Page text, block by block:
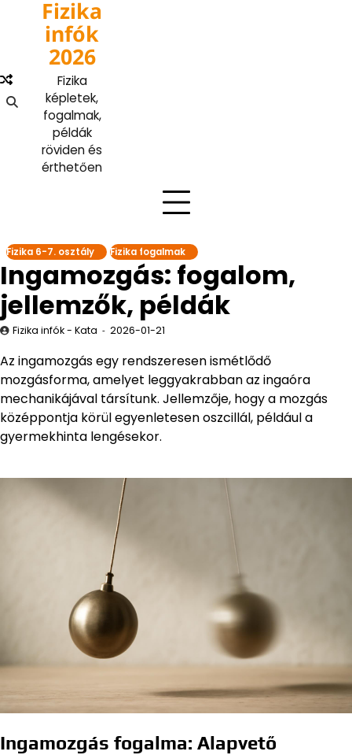
content
Fizika
infók
2026
Fizika
képletek,
fogalmak,
példák
röviden és
érthetően
Fizika 6-7. osztály Fizika fogalmak
Ingamozgás: fogalom,
jellemzők, példák
Fizika infók - Kata 2026-01-21
Az ingamozgás egy rendszeresen ismétlődő
mozgásforma, amelyet leggyakrabban az ingaóra
mechanikájával társítunk. Jellemzője, hogy a mozgás
középpontja körül egyenletesen oszcillál, például a
gyermekhinta lengésekor.
Ingamozgás fogalma: Alapvető